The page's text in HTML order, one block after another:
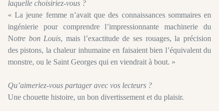
laquelle choisiriez-vous ?
« La jeune femme n’avait que des connaissances sommaires en
ingénierie pour comprendre l’impressionnante machinerie du
Notre bon Louis, mais l’exactitude de ses rouages, la précision
des pistons, la chaleur inhumaine en faisaient bien l’équivalent du
monstre, ou le Saint Georges qui en viendrait à bout. »
Qu’aimeriez-vous partager avec vos lecteurs ?
Une chouette histoire, un bon divertissement et du plaisir.